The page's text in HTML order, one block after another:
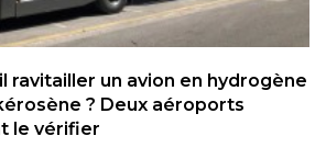
ravitailler un avion en hydrogène
? Deux aéroports
le vérifier